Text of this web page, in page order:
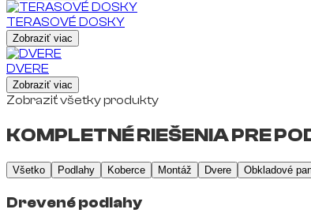
TERASOVÉ DOSKY
Zobraziť viac
DVERE
Zobraziť viac
Zobraziť všetky produkty
KOMPLETNÉ RIEŠENIA PRE
Všetko Podlahy Koberce Montáž Dvere Obkladové
Drevené podlahy